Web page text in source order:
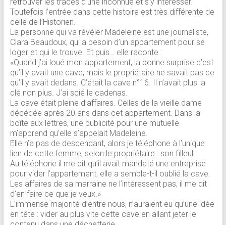
Toutefois l’entrée dans cette histoire est très différente de
celle de l’Historien.
La personne qui va révéler Madeleine est une journaliste,
Clara Beaudoux, qui a besoin d’un appartement pour se
loger et qui le trouve. Et puis… elle raconte :
«Quand j’ai loué mon appartement, la bonne surprise c’est
qu’il y avait une cave, mais le propriétaire ne savait pas ce
qu’il y avait dedans. C’était la cave n°16. Il n’avait plus la
clé non plus. J’ai scié le cadenas.
La cave était pleine d’affaires. Celles de la vieille dame
décédée après 20 ans dans cet appartement. Dans la
boîte aux lettres, une publicité pour une mutuelle
m’apprend qu’elle s’appelait Madeleine.
Elle n’a pas de descendant, alors je téléphone à l’unique
lien de cette femme, selon le propriétaire : son filleul.
Au téléphone il me dit qu’il avait mandaté une entreprise
pour vider l’appartement, elle a semble-t-il oublié la cave.
Les affaires de sa marraine ne l’intéressent pas, il me dit
d’en faire ce que je veux.»
L’immense majorité d’entre nous, n’auraient eu qu’une idée
en tête : vider au plus vite cette cave en allant jeter le